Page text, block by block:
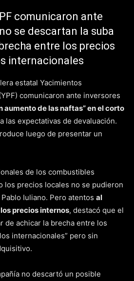
comunicaron ante
se descartan la suba
entre los precios
internacionales
estatal Yacimientos
comunicaron ante inversores
aumento de las naftas” en el corto
las expectativas de devaluación.
luego de presentar un
de los combustibles
los precios locales no se pudieron
Iuliano. Pero atentos al
precios internos, destacó que el
de achicar la brecha entre los
internacionales” pero sin
no descartó un posible